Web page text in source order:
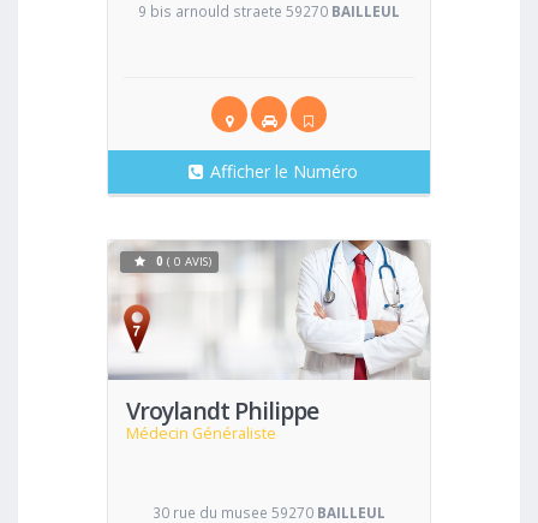
9 bis arnould straete 59270 BAILLEUL
Afficher le Numéro
Vroylandt Philippe
Médecin Généraliste
Voir
0 ( 0 AVIS)
30 rue du musee 59270 BAILLEUL